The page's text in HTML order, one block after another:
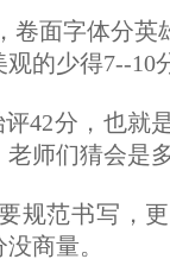
卷面字体分
的少得7--10
42分，也就
师们猜会是
规范书写，
商量。